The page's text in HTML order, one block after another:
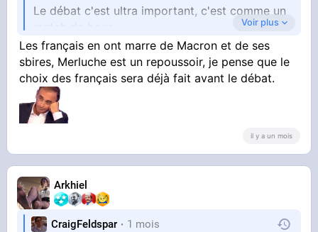
Le débat c'est ultra important, c'est comme un
Tu doit bien avoir 40% de la population qui ne
vote que par le sentiment qu'il auront de voir
un gagnant ou un perdant du débat
Voir plus
Les français en ont marre de Macron et de ses
sbires, Merluche est un repoussoir, je pense que le
choix des français sera déjà fait avant le débat.
il y a un mois
Arkhiel
CraigFeldspar 1 mois